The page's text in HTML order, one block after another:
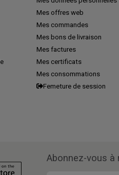
Mes offres web
Mes commandes
Mes bons de livraison
Mes factures
Mes certificats
Mes consommations
Femeture de session
Abonnez-vous à